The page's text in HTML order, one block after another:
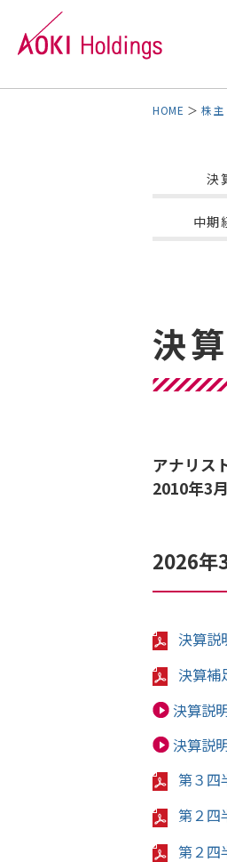
株主
決
中期
決
アナリス
2010年3
2026年
決算説
決算補
決算説
決算説
第３
第２四
第２四